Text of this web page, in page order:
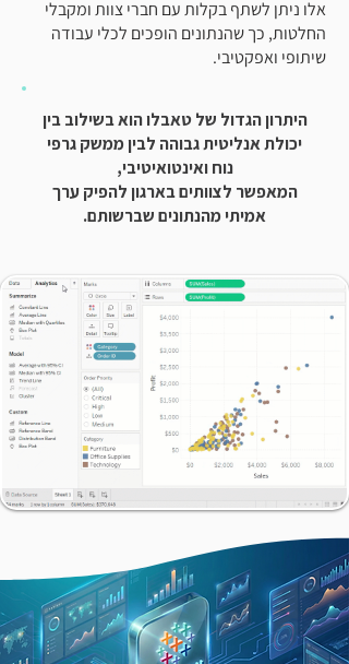
אלו ניתן לשתף בקלות עם חברי צוות ומקבלי
החלטות, כך שהנתונים הופכים לכלי עבודה
שיתופי ואפקטיבי.
היתרון הגדול של טאבלו הוא בשילוב בין
יכולת אנליטית גבוהה לבין ממשק גרפי
נוח ואינטואיטיבי,
המאפשר לצוותים בארגון להפיק ערך
אמיתי מהנתונים שברשותם.